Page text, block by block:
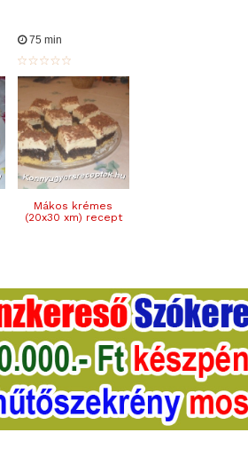
75 min
Mákos krémes
(20x30 xm) recept